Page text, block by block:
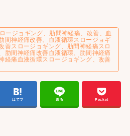
ージョギング、肋間神経痛、改善、血
間神経痛改善、血液循環スロージョギ
善スロージョギング、肋間神経痛スロ
肋間神経痛改善血液循環、肋間神経痛
経痛血液循環スロージョギング、改善
はてブ 送る Pocket